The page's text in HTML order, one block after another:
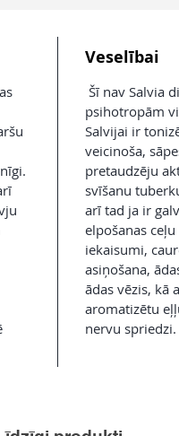
Veselībai
Šī nav Salvia
psihotropām
Salvijai ir
veicinoša,
pretaudzēju
svīšanu
arī tad ja ir
elpošanas
iekaisumi,
asiņošana,
ādas vēzis, kā
aromatizētu
nervu spriedzi.